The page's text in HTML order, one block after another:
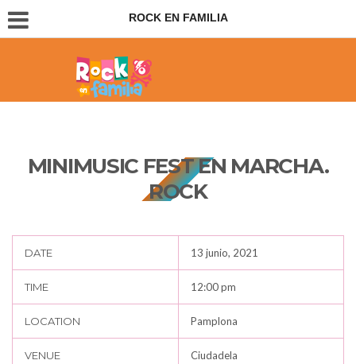
ROCK EN FAMILIA
Conciertos para padres e hijos
MINIMUSIC FEST EN MARCHA.
ROCK
DATE 13 junio, 2021
TIME 12:00 pm
LOCATION Pamplona
VENUE Ciudadela